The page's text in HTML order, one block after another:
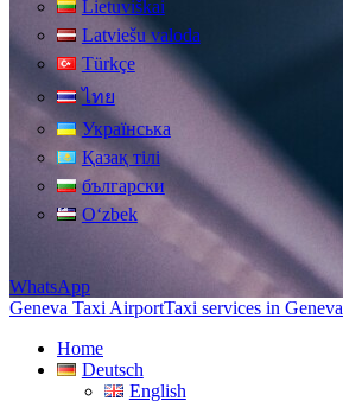
Lietuviškai
Latviešu valoda
Türkçe
ไทย
Українська
Қазақ тілі
български
Oʻzbek
WhatsApp
Geneva Taxi AirportTaxi services in Geneva
Home
Deutsch
English